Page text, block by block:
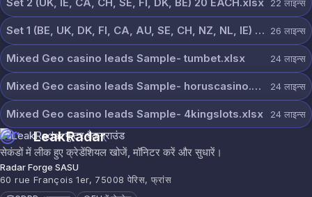
22 लाइन्स
Set 1 (BE, UK, DK, FI, CA, AU, SE, CH, NZ, NL, IE) 20 each.xlsx 26 लाइन्स
Mixed Geo casino leads Sample- tumbet.xlsx 24 लाइन्स
Mixed Geo casino leads Sample- horuscasino.xlsx 24 लाइन्स
Mixed Geo casino leads Sample- 4kingslots.xlsx 24 लाइन्स
LeakRadar
सेकंडों में लीक हुए क्रेडेंशियल खोजें, मॉनिटर करें और सुधारें।
Radar Forge SASU
60 rue François 1er, 75008 पेरिस, फ्रांस